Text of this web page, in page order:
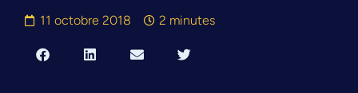
11 octobre 2018 2 minutes